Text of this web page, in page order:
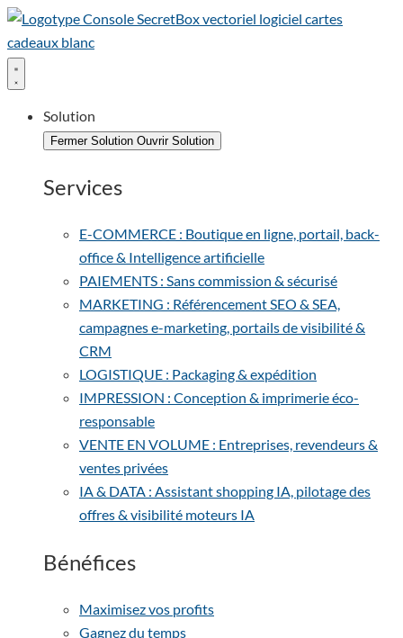
Solution
Fermer Solution Ouvrir Solution
Services
E-COMMERCE : Boutique en ligne, portail, back-
office & Intelligence artificielle
PAIEMENTS : Sans commission & sécurisé
MARKETING : Référencement SEO & SEA,
campagnes e-marketing, portails de visibilité &
CRM
LOGISTIQUE : Packaging & expédition
IMPRESSION : Conception & imprimerie éco-
responsable
VENTE EN VOLUME : Entreprises, revendeurs &
ventes privées
IA & DATA : Assistant shopping IA, pilotage des
offres & visibilité moteurs IA
Bénéfices
Maximisez vos profits
Gagnez du temps